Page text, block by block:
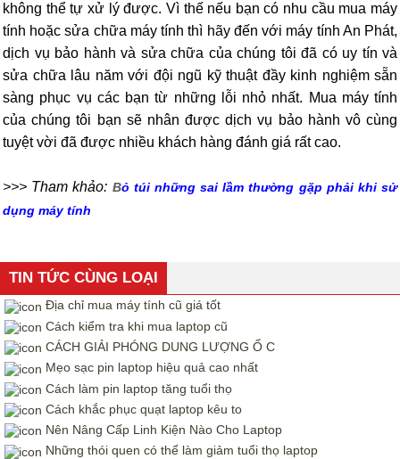
không thể tự xử lý được. Vì thế nếu bạn có nhu cầu mua máy
tính hoặc sửa chữa máy tính thì hãy đến với máy tính An Phát,
dịch vụ bảo hành và sửa chữa của chúng tôi đã có uy tín và
sửa chữa lâu năm với đội ngũ kỹ thuật đầy kinh nghiệm sẵn
sàng phục vụ các bạn từ những lỗi nhỏ nhất. Mua máy tính
của chúng tôi bạn sẽ nhân được dịch vụ bảo hành vô cùng
tuyệt vời đã được nhiều khách hàng đánh giá rất cao.
>>> Tham khảo: Bỏ túi những sai lầm thường gặp phải khi sử
dụng máy tính
TIN TỨC CÙNG LOẠI
Địa chỉ mua máy tính cũ giá tốt
Cách kiểm tra khi mua laptop cũ
CÁCH GIẢI PHÓNG DUNG LƯỢNG Ổ C
Mẹo sạc pin laptop hiệu quả cao nhất
Cách làm pin laptop tăng tuổi thọ
Cách khắc phục quạt laptop kêu to
Nên Nâng Cấp Linh Kiện Nào Cho Laptop
Những thói quen có thể làm giảm tuổi thọ laptop